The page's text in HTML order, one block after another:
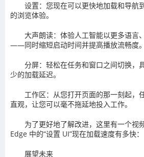
设置：您现在可以更快地加载和导航
的浏览体验。
大声朗读：体验人工智能以更多语言
——同时缩短启动时间并提高播放流畅度。
分屏：轻松在任务和窗口之间切换，
少的加载延迟。
工作区：从您打开页面的那一刻起，
直观，让您可以毫不拖延地投入工作。
为了更好地了解改进，这里有一个
Edge 中的“设置 UI”现在加载速度有多快：
展望未来